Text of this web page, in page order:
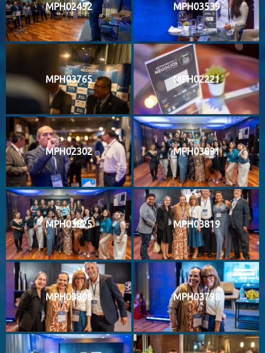
MPH02452 MPH03539
MPH03765 MPH02221
MPH02302 MPH03831
MPH03825 MPH03819
MPH03808 MPH03798